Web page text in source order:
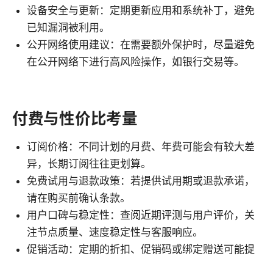
设备安全与更新：定期更新应用和系统补丁，避免
已知漏洞被利用。
公开网络使用建议：在需要额外保护时，尽量避免
在公开网络下进行高风险操作，如银行交易等。
付费与性价比考量
订阅价格：不同计划的月费、年费可能会有较大差
异，长期订阅往往更划算。
免费试用与退款政策：若提供试用期或退款承诺，
请在购买前确认条款。
用户口碑与稳定性：查阅近期评测与用户评价，关
注节点质量、速度稳定性与客服响应。
促销活动：定期的折扣、促销码或绑定赠送可能提